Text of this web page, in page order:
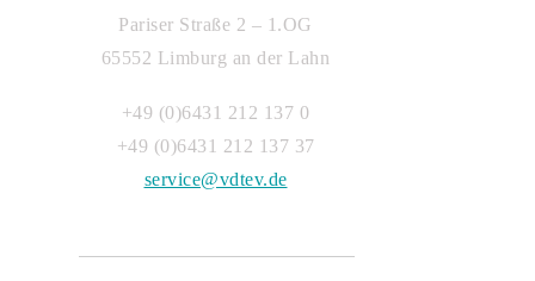
Pariser Straße 2 – 1.OG
65552 Limburg an der Lahn
+49 (0)6431 212 137 0
+49 (0)6431 212 137 37
service@vdtev.de